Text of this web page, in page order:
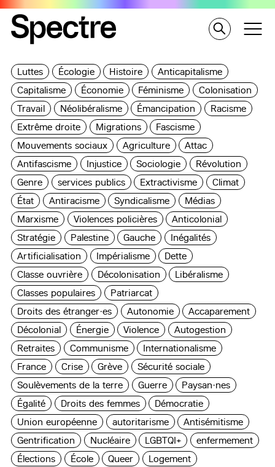
Luttes Écologie Histoire
Anticapitalisme
Capitalisme
Économie Féminisme
Colonisation
Travail
Néolibéralisme Émancipation
Racisme
Extrême droite
Migrations
Fascisme
Mouvements sociaux
Agriculture
Attac
Antifascisme
Injustice Sociologie
Révolution
Genre
services publics Extractivisme
Climat
État
Antiracisme Syndicalisme
Médias
Marxisme
Violences policières
Anticolonial
Stratégie
Palestine Gauche
Inégalités
Artificialisation
Impérialisme
Dette
Classe ouvrière
Décolonisation
Libéralisme
Classes populaires
Patriarcat
Droits des étranger·es
Autonomie
Accaparement
Décolonial
Énergie Violence
Autogestion
Retraites
Communisme
Internationalisme
France
Crise Grève
Sécurité sociale
Soulèvements de la terre
Guerre
Paysan·nes
Égalité
Droits des femmes
Démocratie
Union européenne
autoritarisme
Antisémitisme
Gentrification
Nucléaire LGBTQI+
enfermement
Élections
École Queer
Logement